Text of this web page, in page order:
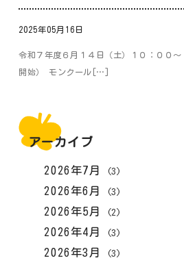
アーカイブ
2026年7月 (3)
2026年6月 (3)
2026年5月 (2)
2026年4月 (3)
2026年3月 (3)
2025年05月16日
令和７年度６月１４日（土）１０：００
開始） モンクール[…]